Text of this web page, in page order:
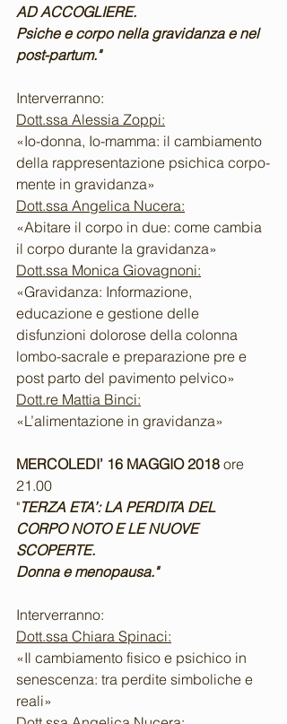
AD ACCOGLIERE.
Psiche e corpo nella gravidanza e nel
post-partum."
Interverranno:
Dott.ssa Alessia Zoppi:
«Io-donna, Io-mamma: il cambiamento
della rappresentazione psichica corpo-
mente in gravidanza»
Dott.ssa Angelica Nucera:
«Abitare il corpo in due: come cambia
il corpo durante la gravidanza»
Dott.ssa Monica Giovagnoni:
«Gravidanza: Informazione,
educazione e gestione delle
disfunzioni dolorose della colonna
lombo-sacrale e preparazione pre e
post parto del pavimento pelvico»
Dott.re Mattia Binci:
«L’alimentazione in gravidanza»
MERCOLEDI’ 16 MAGGIO 2018 ore
21.00
"TERZA ETA’: LA PERDITA DEL
CORPO NOTO E LE NUOVE
SCOPERTE.
Donna e menopausa."
Interverranno:
Dott.ssa Chiara Spinaci:
«Il cambiamento fisico e psichico in
senescenza: tra perdite simboliche e
reali»